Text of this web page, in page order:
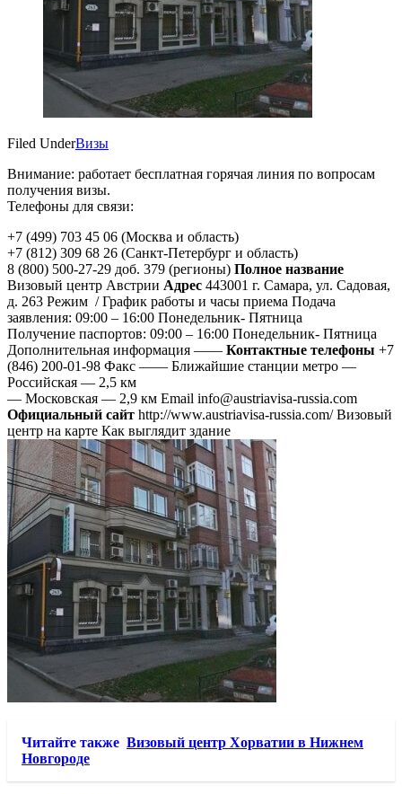
Filed UnderВизы
Внимание: работает бесплатная горячая линия по вопросам
получения визы.
Телефоны для связи:
+7 (499) 703 45 06 (Москва и область)
+7 (812) 309 68 26 (Санкт-Петербург и область)
8 (800) 500-27-29 доб. 379 (регионы) Полное название
Визовый центр Австрии Адрес 443001 г. Самара, ул. Садовая,
д. 263 Режим / График работы и часы приема Подача
заявления: 09:00 – 16:00 Понедельник- Пятница
Получение паспортов: 09:00 – 16:00 Понедельник- Пятница
Дополнительная информация —— Контактные телефоны +7
(846) 200-01-98 Факс —— Ближайшие станции метро —
Российская — 2,5 км
— Московская — 2,9 км Email info@austriavisa-russia.com
Официальный сайт http://www.austriavisa-russia.com/ Визовый
центр на карте Как выглядит здание
Читайте также Визовый центр Хорватии в Нижнем
Новгороде